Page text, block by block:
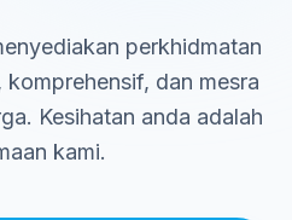
perkhidmatan
dan mesra
Kesihatan anda adalah
kami.